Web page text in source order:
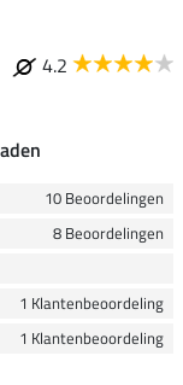
4.2
10 Beoordelingen
8 Beoordelingen
1 Klantenbeoordeling
1 Klantenbeoordeling